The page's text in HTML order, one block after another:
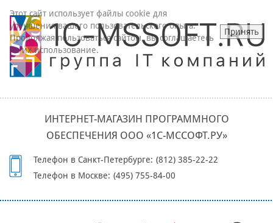
ИНТЕРНЕТ-МАГАЗИН ПРОГРАММНОГО
ОБЕСПЕЧЕНИЯ ООО «1С-МССОФТ.РУ»
Телефон в Санкт-Петербурге: (812) 385-22-22
Телефон в Москве: (495) 755-84-00
Этот сайт использует файлы cookie для
улучшения вашего пользовательского опыта.
Продолжая пользоваться сайтом, вы соглашаетесь
на их использование.
Принять